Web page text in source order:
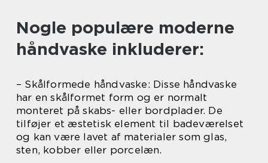
Nogle populære moderne
håndvaske inkluderer:
– Skålformede håndvaske: Disse håndvaske
har en skålformet form og er normalt
monteret på skabs- eller bordplader. De
tilføjer et æstetisk element til badeværelset
og kan være lavet af materialer som glas,
sten, kobber eller porcelæn.